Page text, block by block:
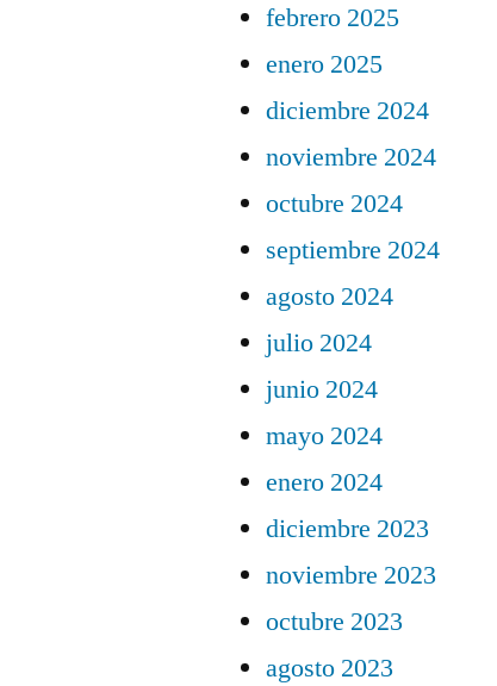
febrero 2025
enero 2025
diciembre 2024
noviembre 2024
octubre 2024
septiembre 2024
agosto 2024
julio 2024
junio 2024
mayo 2024
enero 2024
diciembre 2023
noviembre 2023
octubre 2023
agosto 2023